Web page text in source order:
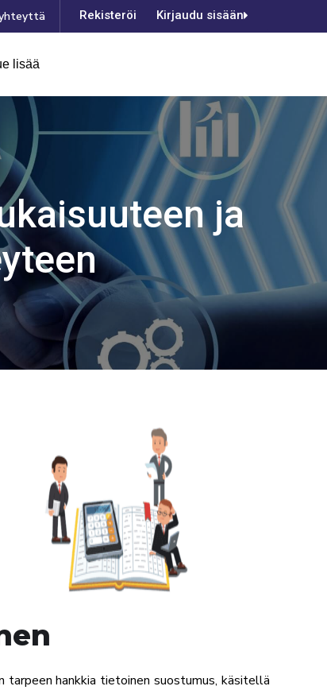
Rekisteröinti Kirjaudu sisään
lisää
ja
hankkia tietoinen suostumus, käsitellä